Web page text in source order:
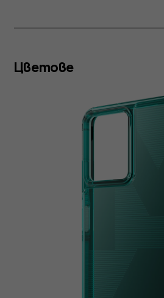
Цветове